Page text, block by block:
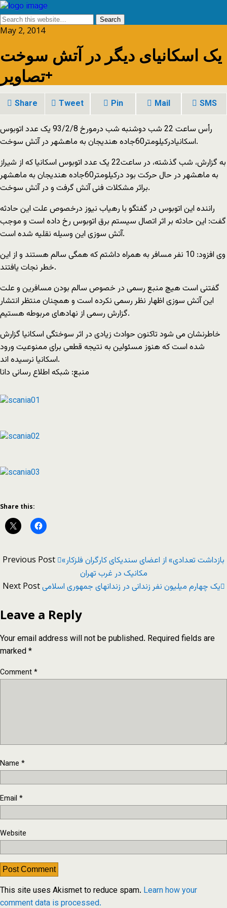
May 2, 2014
یک اسکانیای دیگر در آتش سوخت
+تصاویر
Share Tweet Pin Mail
SMS
رأس ساعت 22 شب دوشنبه شب درمورخ 93/2/8 یک عدد اتوبوس
اسکانیادرکیلومتر60جاده هندیجان به ماهشهر در آتش سوخت.
به گزارش، شب گذشته، در ساعت22 یک عدد اتوبوس اسکانیا که از شیراز
به ماهشهر در حال حرکت بود درکیلومتر60جاده هندیجان به ماهشهر
براثر مشکلات فنی آتش گرفت و در آتش سوخت.
راننده این اتوبوس در گفتگو با رهیاب نیوز درخصوص علت این حادثه
گفت: این حادثه بر اثر اتصال سیستم برق اتوبوس رخ داده است و موجب
آتش سوزی این وسیله نقلیه شده است.
وی افزود: 10 نفر مسافر به همراه داشتم که همگی سالم هستند و از این
خطر نجات یافتند.
گفتنی است هیچ منبع رسمی در خصوص سالم بودن مسافرین و علت
این آتش سوزی اظهار نظر رسمی نکرده است و همچنان منتظر انتشار
گزارش رسمی از نهادهای مربوطه هستیم.
خاطرنشان می شود تاکنون حوادث زیادی در اثر سوختگی اسکانیا گزارش
شده است که هنوز مسئولین به نتیجه قطعی برای ممنوعیت ورود
اسکانیا نرسیده اند.
منبع: شبکه اطلاع رسانی دانا
Share this:
Previous Post «بازداشت تعدادی» از اعضای سندیکای کارگران فلزکار
مکانیک در غرب تهران
Next Postیک چهارم میلیون نفر زندانی در زندانهای جمهوری اسلامی
Leave a Reply
Your email address will not be published. Required fields are
marked*
Comment*
Name *
Email *
Website
This site uses Akismet to reduce spam. Learn how your
comment data is processed.